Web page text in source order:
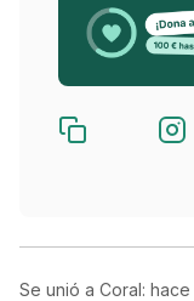
Se unió a Coral: hace